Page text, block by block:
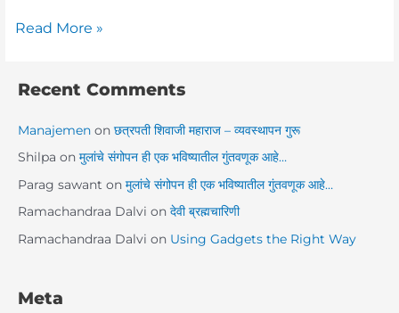
Read More »
Recent Comments
Manajemenon छत्रपती शिवाजी महाराज – व्यवस्थापन गुरू
Shilpa on मुलांचे संगोपन ही एक भविष्यातील गुंतवणूक आहे…
Parag sawant on मुलांचे संगोपन ही एक भविष्यातील गुंतवणूक आहे…
Ramachandraa Dalvi on देवी ब्रह्मचारिणी
Ramachandraa Dalvi on Using Gadgets the Right Way
Meta